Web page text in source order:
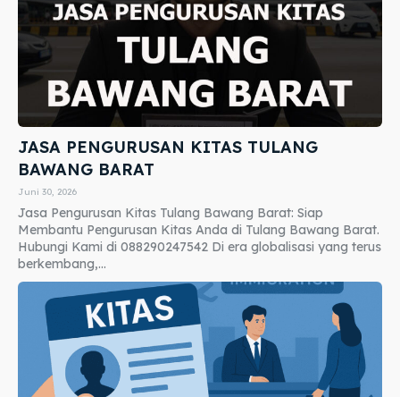
JASA PENGURUSAN KITAS TULANG
BAWANG BARAT
Juni 30, 2026
Jasa Pengurusan Kitas Tulang Bawang Barat: Siap
Membantu Pengurusan Kitas Anda di Tulang Bawang Barat.
Hubungi Kami di 088290247542 Di era globalisasi yang terus
berkembang,...